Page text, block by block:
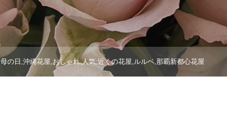
母の日,沖縄花屋,おしゃれ,人気,近くの花屋,ルルベ,那覇新都心花屋